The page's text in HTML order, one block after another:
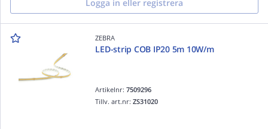
Logga in eller registrera
ZEBRA
LED-strip COB IP20 5m 10W/m
Artikelnr:7509296
Tillv. art.nr:ZS31020